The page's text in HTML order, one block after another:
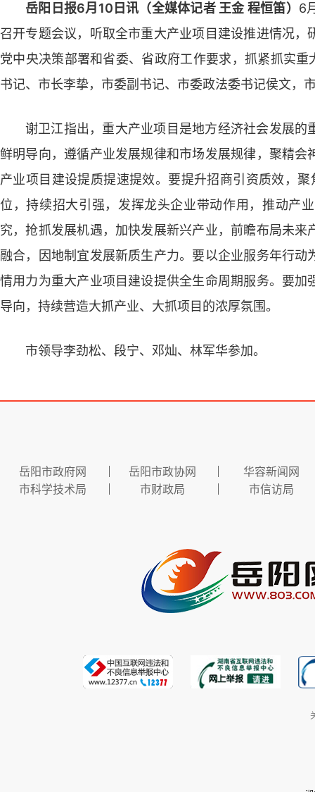
岳阳日报6月10日讯（全媒体记者 王金 程恒笛） 6
召开专题会议，听取全市重大产业项目建设推进情况
党中央决策部署和省委、省政府工作要求，抓紧抓实
书记、市长李挚，市委副书记、市委政法委书记侯文，
谢卫江指出，重大产业项目是地方经济社会发展
鲜明导向，遵循产业发展规律和市场发展规律，聚精
产业项目建设提质提速提效。要提升招商引资质效，
位，持续招大引强，发挥龙头企业带动作用，推动产
究，抢抓发展机遇，加快发展新兴产业，前瞻布局未
融合，因地制宜发展新质生产力。要以企业服务年行
情用力为重大产业项目建设提供全生命周期服务。要
导向，持续营造大抓产业、大抓项目的浓厚氛围。
市领导李劲松、段宁、邓灿、林军华参加。
岳阳市政府网 岳阳市政协网
华容新闻网
市科学技术局
市财政局 市信访局